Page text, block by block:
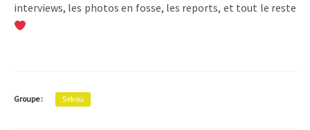
interviews, les photos en fosse, les reports, et tout le reste
Groupe : Sekou